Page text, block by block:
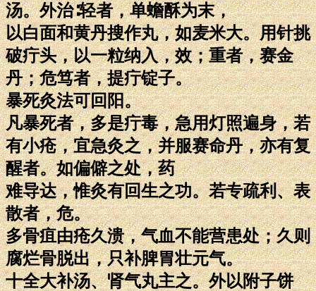
汤。外治∶轻者，单蟾酥为末，
以白面和黄丹搜作丸，如麦米大。用针挑
破疔头，以一粒纳入，效；重者，赛金
丹；危笃者，提疔锭子。
暴死灸法可回阳。
凡暴死者，多是疔毒，急用灯照遍身，若
有小疮，宜急灸之，并服赛命丹，亦有复
醒者。如偏僻之处，药
难导达，惟灸有回生之功。若专疏利、表
散者，危。
多骨疽由疮久溃，气血不能营患处；久则
腐烂骨脱出，只补脾胃壮元气。
十全大补汤、肾气丸主之。外以附子饼